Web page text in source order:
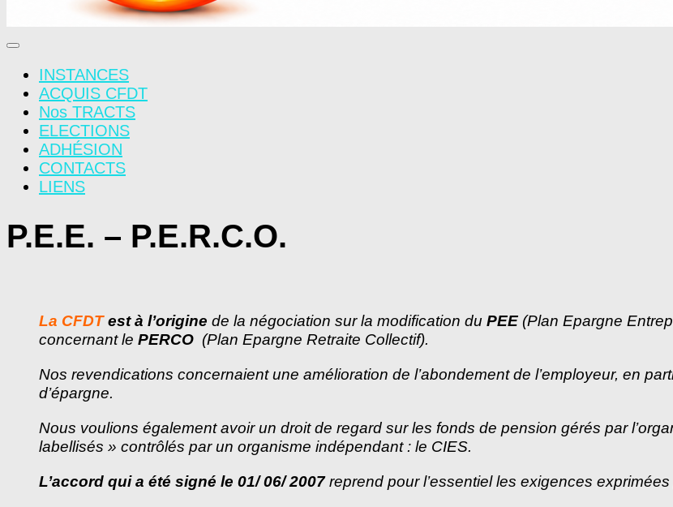
INSTANCES
ACQUIS CFDT
Nos TRACTS
ELECTIONS
ADHÉSION
CONTACTS
LIENS
P.E.E. – P.E.R.C.O.
La CFDTest à l’origine de la négociation sur la modification du PEE (Plan Epargne
concernant le PERCO (Plan Epargne Retraite Collectif).
Nos revendications concernaient une amélioration de l’abondement de l’employeur, en
d’épargne.
Nous voulions également avoir un droit de regard sur les fonds de pension gérés par
labellisés » contrôlés par un organisme indépendant : le CIES.
L’accord qui a été signé le 01/ 06/ 2007reprend pour l’essentiel les exigences